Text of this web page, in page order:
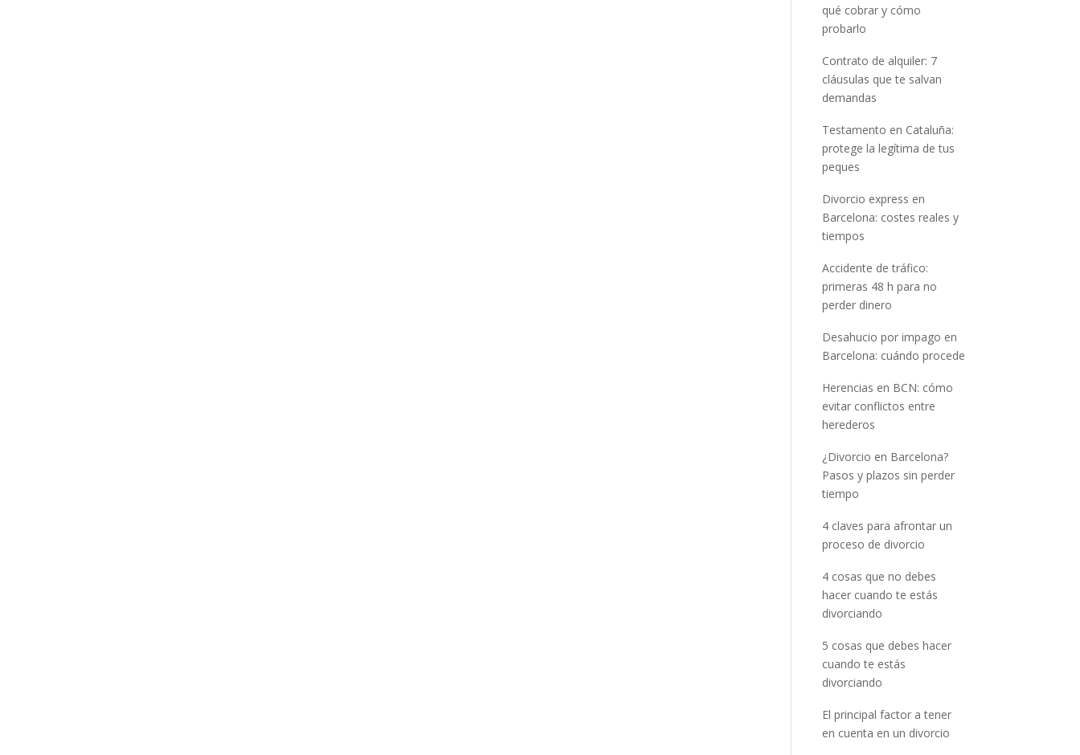
qué cobrar y cómo
probarlo
Contrato de alquiler: 7
cláusulas que te salvan
demandas
Testamento en Cataluña:
protege la legítima de tus
peques
Divorcio express en
Barcelona: costes reales y
tiempos
Accidente de tráfico:
primeras 48 h para no
perder dinero
Desahucio por impago en
Barcelona: cuándo procede
Herencias en BCN: cómo
evitar conflictos entre
herederos
¿Divorcio en Barcelona?
Pasos y plazos sin perder
tiempo
4 claves para afrontar un
proceso de divorcio
4 cosas que no debes
hacer cuando te estás
divorciando
5 cosas que debes hacer
cuando te estás
divorciando
El principal factor a tener
en cuenta en un divorcio